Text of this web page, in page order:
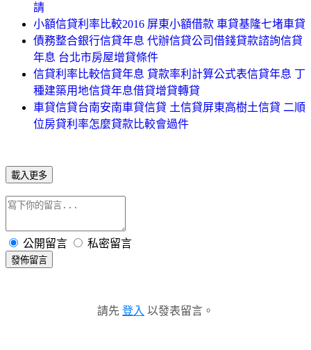
請
小額信貸利率比較2016 屏東小額借款 車貸基隆七堵車貸
債務整合銀行信貸年息 代辦信貸公司借錢貸款諮詢信貸
年息 台北市房屋增貸條件
信貸利率比較信貸年息 貸款率利計算公式表信貸年息 丁
種建築用地信貸年息借貸增貸轉貸
車貸信貸台南安南車貸信貸 土信貸屏東高樹土信貸 二順
位房貸利率怎麼貸款比較會過件
載入更多
公開留言 私密留言
發佈留言
請先 登入 以發表留言。